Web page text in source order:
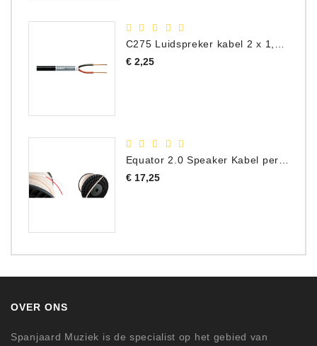
€ 2,25Prijs
Equator 2.0 Speaker Kabel per meter
€ 17,25Prijs
OVER ONS
Spanjaard Muziek is de specialist op het gebied van